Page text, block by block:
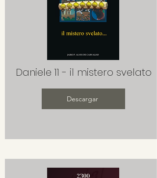
Daniele 11 - il mistero svelato
Descargar